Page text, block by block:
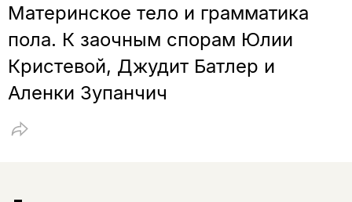
Материнское тело и грамматика
пола. К заочным спорам Юлии
Кристевой, Джудит Батлер и
Аленки Зупанчич